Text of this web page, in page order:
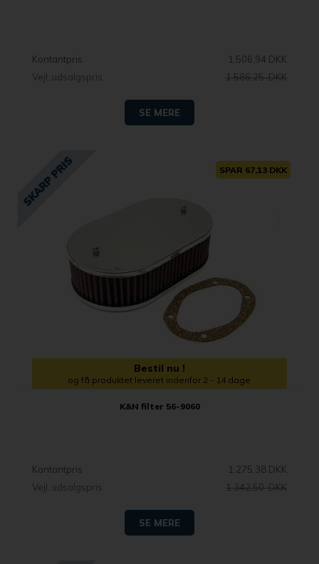
Kontantpris
1.506,94 DKK
Vejl. udsalgspris
1.586,25 DKK
SE MERE
SPAR 67,13 DKK
Bestil nu !
og få produktet leveret indenfor 2 - 14 dage
K&N filter 56-9060
Kontantpris
1.275,38 DKK
Vejl. udsalgspris
1.342,50 DKK
SE MERE